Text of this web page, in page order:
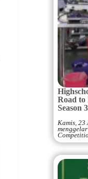
Road to
Season 3
Kamis, 23